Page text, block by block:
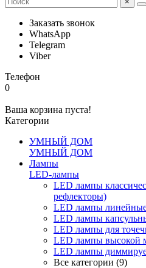
Заказать звонок
WhatsApp
Telegram
Viber
Телефон
0
Ваша корзина пуста!
Категории
УМНЫЙ ДОМ
УМНЫЙ ДОМ
Лампы
LED-лампы
LED лампы
рефлекторы)
LED лампы
LED лампы
LED лампы для
LED лампы высокой
LED лампы
Все категории (9)